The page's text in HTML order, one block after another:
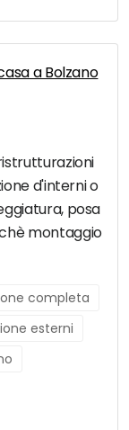
a Bolzano
d'interni o
posa
montaggio
completa
esterni